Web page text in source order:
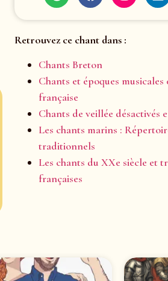
Retrouvez ce chant dans :
Chants Breton
Chants et époques
française
Chants de veillée désactivés
Les chants marins :
traditionnels
Les chants du XXe siècle et
françaises